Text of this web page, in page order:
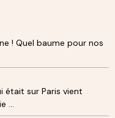
! Quel baume pour nos
était sur Paris vient
...